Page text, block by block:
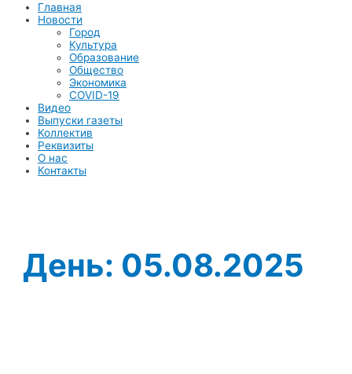
Главная
Новости
Город
Культура
Образование
Общество
Экономика
COVID-19
Видео
Выпуски газеты
Коллектив
Реквизиты
О нас
Контакты
День: 05.08.2025